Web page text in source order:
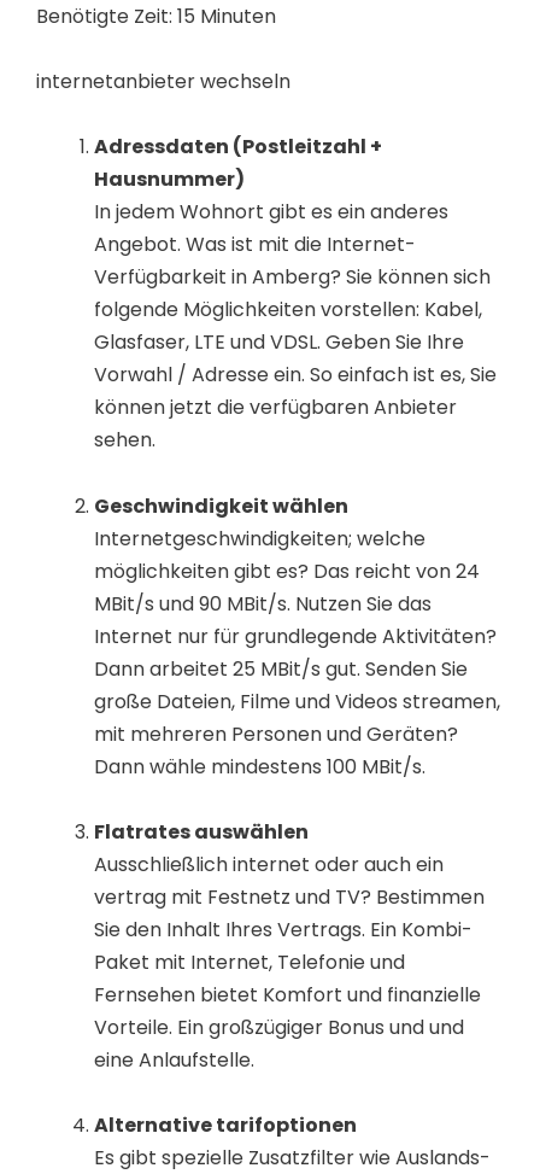
Benötigte Zeit: 15 Minuten
internetanbieter wechseln
Adressdaten (Postleitzahl +
Hausnummer)
In jedem Wohnort gibt es ein anderes
Angebot. Was ist mit die Internet-
Verfügbarkeit in Amberg? Sie können sich
folgende Möglichkeiten vorstellen: Kabel,
Glasfaser, LTE und VDSL. Geben Sie Ihre
Vorwahl / Adresse ein. So einfach ist es, Sie
können jetzt die verfügbaren Anbieter
sehen.
Geschwindigkeit wählen
Internetgeschwindigkeiten; welche
möglichkeiten gibt es? Das reicht von 24
MBit/s und 90 MBit/s. Nutzen Sie das
Internet nur für grundlegende Aktivitäten?
Dann arbeitet 25 MBit/s gut. Senden Sie
große Dateien, Filme und Videos streamen,
mit mehreren Personen und Geräten?
Dann wähle mindestens 100 MBit/s.
Flatrates auswählen
Ausschließlich internet oder auch ein
vertrag mit Festnetz und TV? Bestimmen
Sie den Inhalt Ihres Vertrags. Ein Kombi-
Paket mit Internet, Telefonie und
Fernsehen bietet Komfort und finanzielle
Vorteile. Ein großzügiger Bonus und und
eine Anlaufstelle.
Alternative tarifoptionen
Es gibt spezielle Zusatzfilter wie Auslands-